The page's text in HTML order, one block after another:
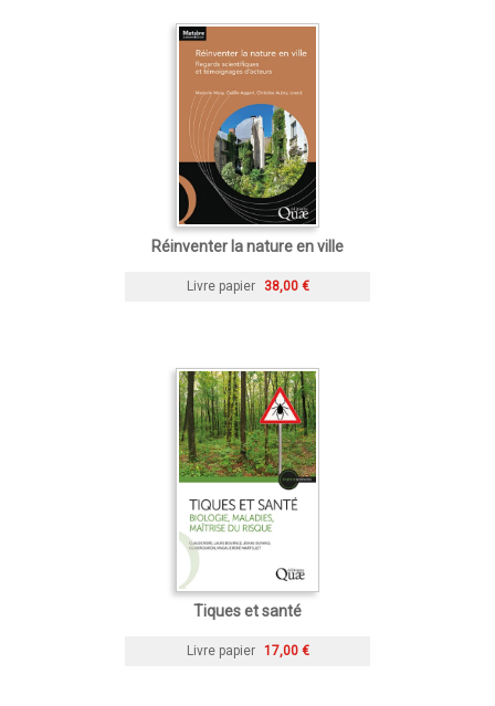
Réinventer la nature en ville
Livre papier 38,00 €
Tiques et santé
Livre papier 17,00 €